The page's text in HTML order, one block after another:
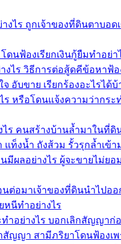
งไร ถูกเจ้าของที่ดินตาบ
ดนฟ้องเรียกเงินกู้ยืมทำอย่
ไร วิธีการต่อสู้ดคีข้อหาฟ้
อับขาย เรียกร้องอะไรได้บ้
หรือโดนแจ้งความว่ากร
ร คนสร้างบ้านล้ำมาในที่
ท็งน้ำ ถังส้วม รั้วรุกล้ำเข้
ผลอย่างไร ผู้จะขายไม่ย
ต่อมาเจ้าของที่ดินนำไป
หนีทำอย่างไร
อย่างไร บอกเลิกสัญญาก่
ญญา สามีภริยาโดนฟ้อง